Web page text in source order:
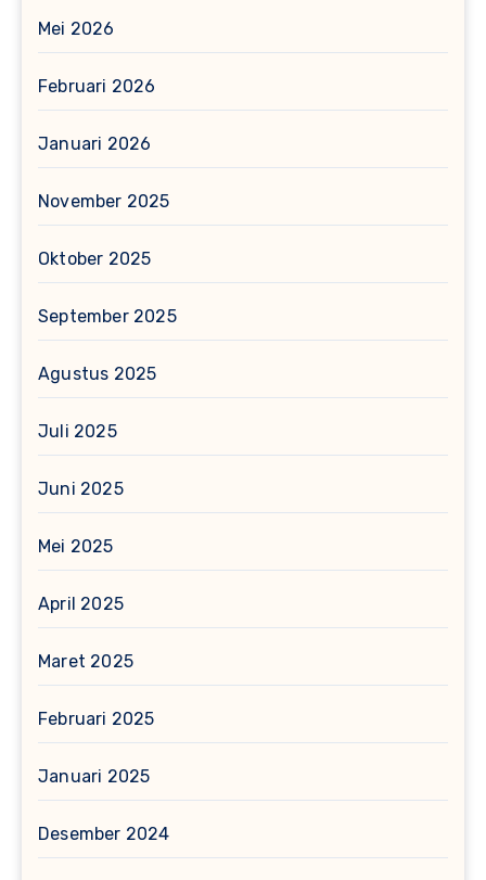
Mei 2026
Februari 2026
Januari 2026
November 2025
Oktober 2025
September 2025
Agustus 2025
Juli 2025
Juni 2025
Mei 2025
April 2025
Maret 2025
Februari 2025
Januari 2025
Desember 2024